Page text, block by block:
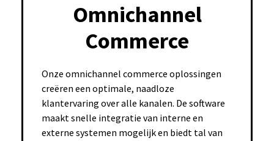
Omnichannel
Commerce
Onze omnichannel commerce oplossingen
creëren een optimale, naadloze
klantervaring over alle kanalen. De software
maakt snelle integratie van interne en
externe systemen mogelijk en biedt tal van